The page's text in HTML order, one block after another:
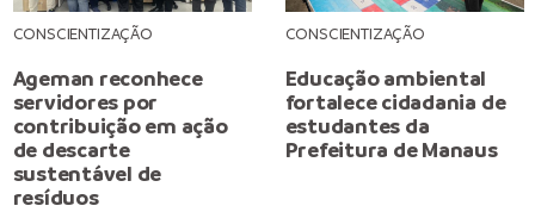
CONSCIENTIZAÇÃO
Ageman reconhece
servidores por
contribuição em ação
de descarte
sustentável de
resíduos
CONSCIENTIZAÇÃO
Educação ambiental
fortalece cidadania de
estudantes da
Prefeitura de Manaus